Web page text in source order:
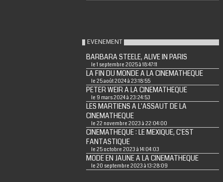
EVENEMENT
BARBARA STEELE, ALIVE IN PARIS
le 1 septembre 2025 à 18:47:11
LA FIN DU MONDE A LA CINEMATHEQUE
le 25 août 2024 à 23:18:55
PETER WEIR A LA CINEMATHEQUE
le 9 mars 2024 à 23:24:53
LES MARTIENS A L'ASSAUT DE LA
CINEMATHEQUE
le 22 novembre 2023 à 22:04:00
CINEMATHEQUE : LE MEXIQUE, C'EST
FANTASTIQUE
le 25 octobre 2023 à 14:04:03
MODE EN JAUNE A LA CINEMATHEQUE
le 20 septembre 2023 à 13:28:09